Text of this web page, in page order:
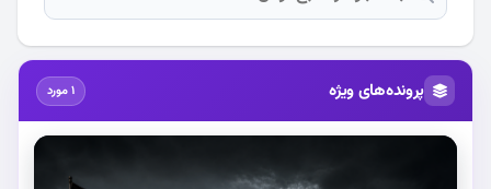
پرونده‌های ویژه 1 مورد